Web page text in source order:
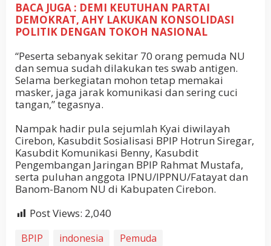
BACA JUGA : DEMI KEUTUHAN PARTAI
DEMOKRAT, AHY LAKUKAN KONSOLIDASI
POLITIK DENGAN TOKOH NASIONAL
“Peserta sebanyak sekitar 70 orang pemuda NU
dan semua sudah dilakukan tes swab antigen.
Selama berkegiatan mohon tetap memakai
masker, jaga jarak komunikasi dan sering cuci
tangan,” tegasnya.
Nampak hadir pula sejumlah Kyai diwilayah
Cirebon, Kasubdit Sosialisasi BPIP Hotrun Siregar,
Kasubdit Komunikasi Benny, Kasubdit
Pengembangan Jaringan BPIP Rahmat Mustafa,
serta puluhan anggota IPNU/IPPNU/Fatayat dan
Banom-Banom NU di Kabupaten Cirebon.
Post Views: 2,040
BPIP indonesia
Pemuda